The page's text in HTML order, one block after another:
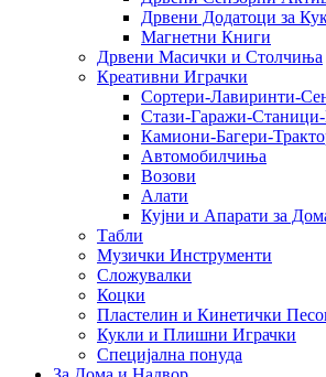
Дрвени Додатоци за
Магнетни Книги
Дрвени Масички и Столчиња
Креативни Играчки
Сортери-Лавиринти-
Стази-Гаражи-
Камиони-Багери-
Автомобилчиња
Возови
Алати
Кујни и Апарати за
Табли
Музички Инструменти
Сложувалки
Коцки
Пластелин и Кинетички
Кукли и Плишни Играчки
Специјална понуда